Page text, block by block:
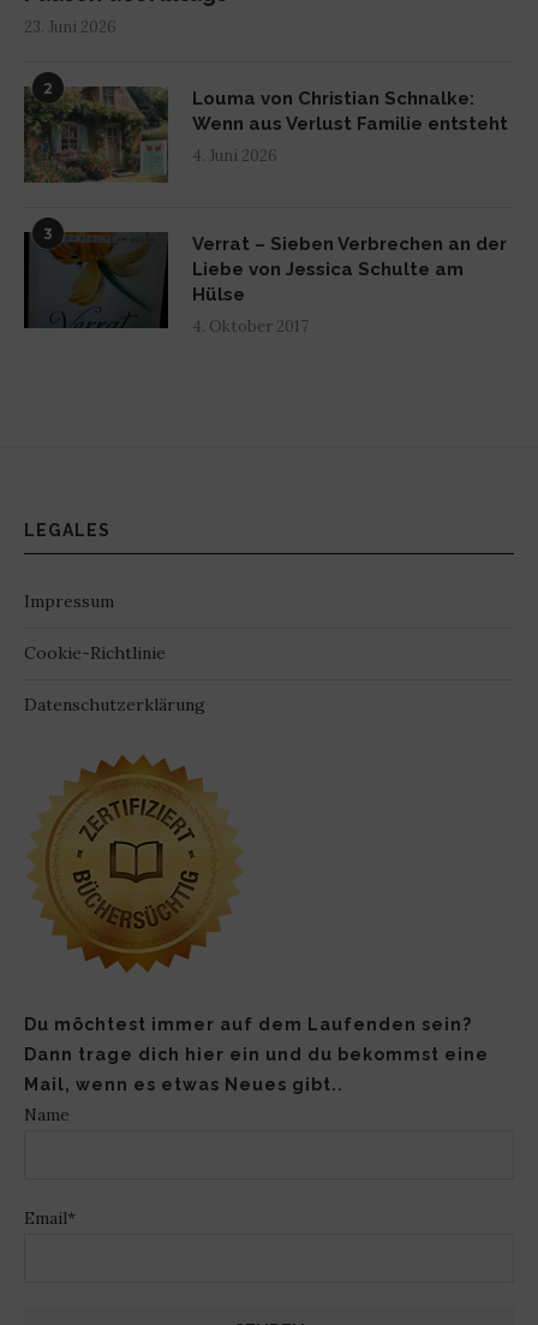
23. Juni 2026
2
Louma von Christian Schnalke:
Wenn aus Verlust Familie entsteht
4. Juni 2026
3
Verrat – Sieben Verbrechen an der
Liebe von Jessica Schulte am
Hülse
4. Oktober 2017
LEGALES
Impressum
Cookie-Richtlinie
Datenschutzerklärung
Du möchtest immer auf dem Laufenden sein?
Dann trage dich hier ein und du bekommst eine
Mail, wenn es etwas Neues gibt..
Name
Email*